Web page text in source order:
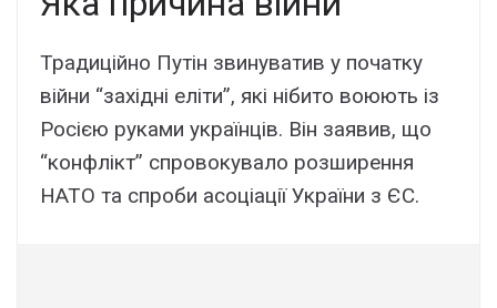
Традиційно Путін звинуватив у початку
війни “західні еліти”, які нібито воюють із
Росією руками українців. Він заявив, що
“конфлікт” спровокувало розширення
НАТО та спроби асоціації України з ЄС.